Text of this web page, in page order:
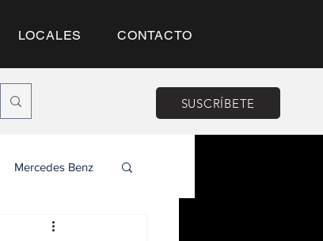
LOCALES CONTACTO
SUSCRÍBETE
Mercedes Benz